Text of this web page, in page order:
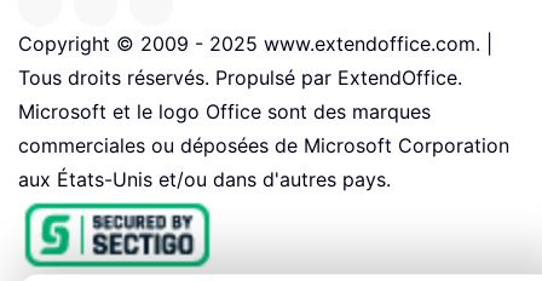
Copyright © 2009 - 2025 www.extendoffice.com. |
Tous droits réservés. Propulsé par ExtendOffice.
Microsoft et le logo Office sont des marques
commerciales ou déposées de Microsoft Corporation
aux États-Unis et/ou dans d'autres pays.